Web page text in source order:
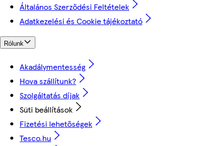
Általános Szerződési Feltételek
Adatkezelési és Cookie tájékoztató
Rólunk
Akadálymentesség
Hova szállítunk?
Szolgáltatás díjak
Süti beállítások
Fizetési lehetőségek
Tesco.hu